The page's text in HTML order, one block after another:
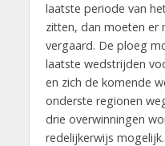
laatste periode van
zitten, dan moeten er
vergaard. De ploeg
laatste wedstrijden
en zich de komende
onderste regionen
drie overwinningen
redelijkerwijs